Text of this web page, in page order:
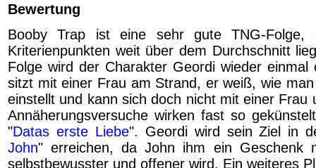
Bewertung
Booby Trap ist eine sehr gute TNG-
Kriterienpunkten weit über dem Durchschnitt
Folge wird der Charakter Geordi wieder einmal
sitzt mit einer Frau am Strand, er weiß, wie
einstellt und kann sich doch nicht mit einer Frau
Annäherungsversuche wirken fast so
"Datas erste Liebe". Geordi wird sein Ziel in
John" erreichen, da John ihm ein Geschenk
selbstbewusster und offener wird. Ein weiteres